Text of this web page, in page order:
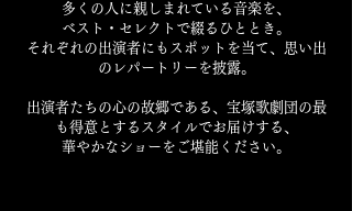
多くの人に親しまれている音楽を、
ベスト・セレクトで綴るひととき。
それぞれの出演者にもスポットを当て、思い出
のレパートリーを披露。
出演者たちの心の故郷である、宝塚歌劇団の最
も得意とするスタイルでお届けする、
華やかなショーをご堪能ください。